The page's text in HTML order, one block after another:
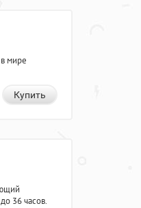
мире
Купить
36 часов.